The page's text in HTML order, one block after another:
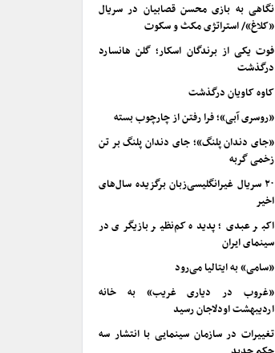
نگاهی به بازی محسن قصابیان در سریال
«کلاغ»/ استراتژی مکث و سکوت
فوت یکی از برندگان اسکار؛ گلن هانسارد
درگذشت
کاوه کاویان درگذشت
«روسری آبی»؛ فرا رفتن از چارچوب بسته
«جای دندان پلنگ»؛ جای دندان پلنگ بر تن
زخمی گربه
۲۰ سریال غیرانگلیسی‌زبان برگزیده سال‌های
اخیر
اکبر عبدی؛ پدیده کم‌نظیر بازیگری در
سینمای ایران
«سامی» به ایتالیا می‌رود
«غروب در دیاری غریب» به خانه
اردیبهشت اودلاجان رسید
تغییرات در سازمان سینمایی با انتشار سه